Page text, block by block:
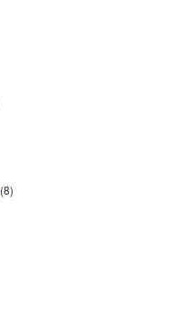
(8)